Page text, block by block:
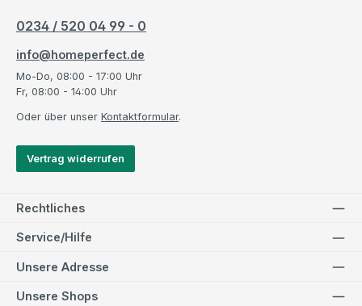
0234 / 520 04 99 - 0
info@homeperfect.de
Mo-Do, 08:00 - 17:00 Uhr
Fr, 08:00 - 14:00 Uhr
Oder über unser Kontaktformular.
Vertrag widerrufen
Rechtliches
Service/Hilfe
Unsere Adresse
Unsere Shops